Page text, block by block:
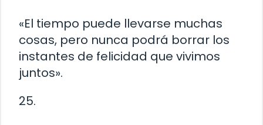
«El tiempo puede llevarse muchas
cosas, pero nunca podrá borrar los
instantes de felicidad que vivimos
juntos».
25.